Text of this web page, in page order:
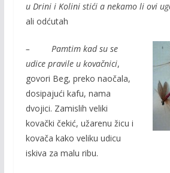
u Drini i Kolini stići a nekamo li ovi
ali odćutah
– Pamtim kad su se
udice pravile u kovačnici,
govori Beg, preko naočala,
dosipajući kafu, nama
dvojici. Zamislih veliki
kovački čekić, užarenu žicu i
kovača kako veliku udicu
iskiva za malu ribu.